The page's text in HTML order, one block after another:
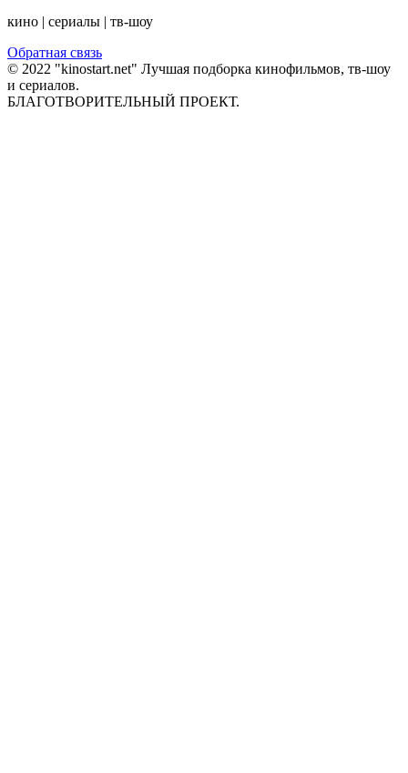
кино | сериалы | тв-шоу
Обратная связь
© 2022 "kinostart.net" Лучшая подборка кинофильмов, тв-шоу
и сериалов.
БЛАГОТВОРИТЕЛЬНЫЙ ПРОЕКТ.